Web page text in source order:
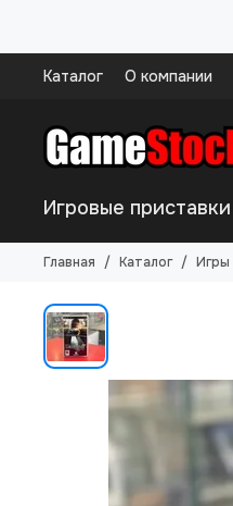
Каталог О компании
Игровые приставки
Главная Каталог Игры